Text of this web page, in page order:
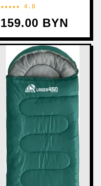
СПРАВА)
★★★★★ 4.8
159.00 BYN